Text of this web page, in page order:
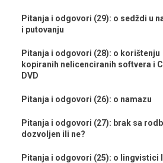
Pitanja i odgovori (29): o sedždi u
i putovanju
Pitanja i odgovori (28): o korištenju
kopiranih nelicenciranih softvera i
DVD
Pitanja i odgovori (26): o namazu
Pitanja i odgovori (27): brak sa
dozvoljen ili ne?
Pitanja i odgovori (25): o lingvistici